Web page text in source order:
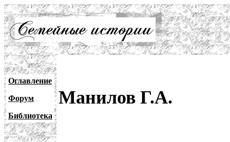
Оглавление
Форум
Библиотека
Манилов Г.А.